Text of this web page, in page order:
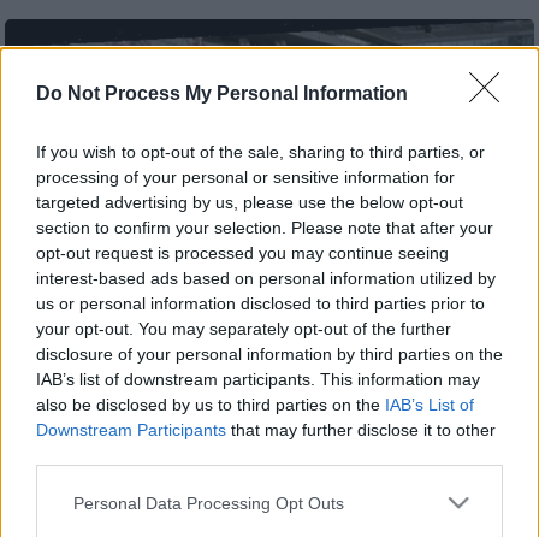
Do Not Process My Personal Information
If you wish to opt-out of the sale, sharing to third parties, or
processing of your personal or sensitive information for
targeted advertising by us, please use the below opt-out
section to confirm your selection. Please note that after your
opt-out request is processed you may continue seeing
interest-based ads based on personal information utilized by
us or personal information disclosed to third parties prior to
your opt-out. You may separately opt-out of the further
disclosure of your personal information by third parties on the
IAB’s list of downstream participants. This information may
also be disclosed by us to third parties on the IAB’s List of
Downstream Participants that may further disclose it to other
Please note that this website/app uses one or more Google
Personal Data Processing Opt Outs
(tv capture)
Προσθέστε το ΕΘΝΟΣ στη Google
Με πρόστιμο ύψους 100 εκατομμυρίων